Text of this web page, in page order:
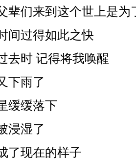
辈们来到这个世上是为
间过得如此之快
去时 记得将我唤醒
下雨了
缓缓落下
浸湿了
了现在的样子